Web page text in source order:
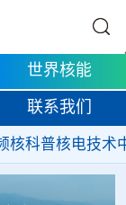
世界核能
联系我们
核科普核电技术